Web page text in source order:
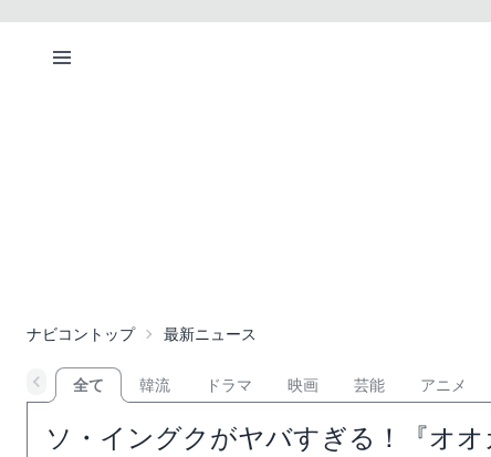
ナビコントップ 最新ニュース
全て 韓流 ドラマ 映画 芸能 アニメ
ソ・イングクがヤバすぎる！『オ